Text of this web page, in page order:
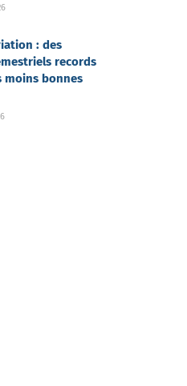
: des
records
moins bonnes